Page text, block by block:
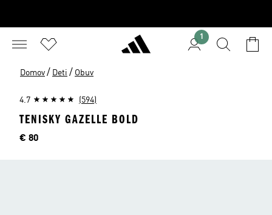
1
Domov / Deti / Obuv
4.7 (594)
TENISKY GAZELLE BOLD
Cena
€ 80